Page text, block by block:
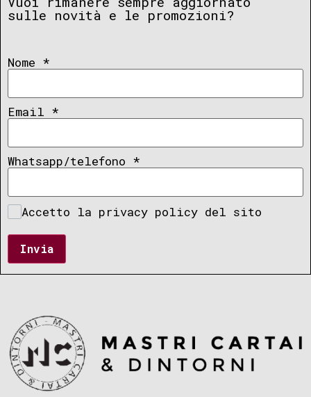
sulle novità e le promozioni?
Nome *
Email *
Whatsapp/telefono *
Accetto la privacy policy del sito
Invia